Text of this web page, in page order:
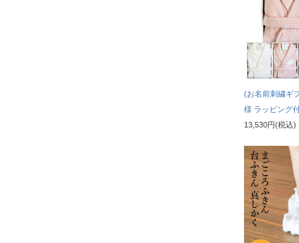
(お名前刺繍ギ
様 ラッピング
13,530円(税込)